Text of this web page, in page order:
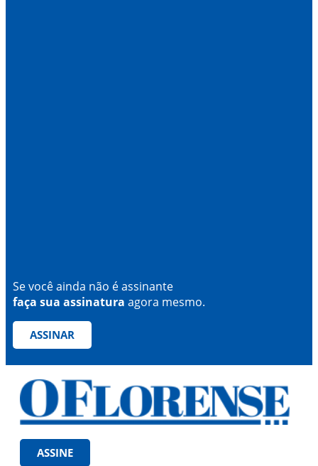
Se você ainda não é assinante
faça sua assinatura agora mesmo.
ASSINAR
ASSINE